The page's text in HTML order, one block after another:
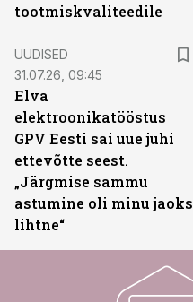
tootmiskvaliteedile
UUDISED
31.07.26, 09:45
Elva
elektroonikatööstus
GPV Eesti sai uue juhi
ettevõtte seest.
„Järgmise sammu
astumine oli minu jaoks
lihtne“